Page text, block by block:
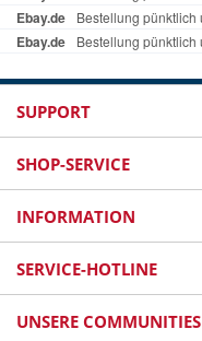
SUPPORT
SHOP-SERVICE
INFORMATION
SERVICE-HOTLINE
UNSERE COMMUNITIES